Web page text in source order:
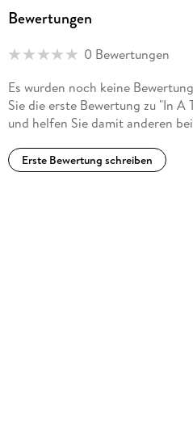
Bewertungen
0 Bewertungen
Es wurden noch keine
Sie die erste Bewertung zu "In
und helfen Sie damit anderen
Erste Bewertung schreiben